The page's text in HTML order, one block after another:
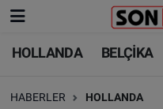
HOLLANDA BELÇİKA
HABERLER HOLLANDA
HOLLANDA
BELÇİKA
HOLLANDA
BELÇİKA
Nöbetçi Eczaneler
Hava Durumu